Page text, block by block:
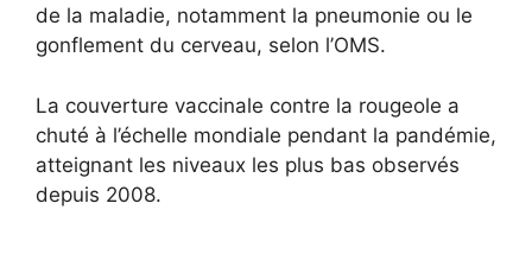
de la maladie, notamment la pneumonie ou le
gonflement du cerveau, selon l’OMS.
La couverture vaccinale contre la rougeole a
chuté à l’échelle mondiale pendant la pandémie,
atteignant les niveaux les plus bas observés
depuis 2008.